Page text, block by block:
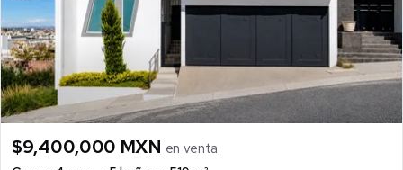
$9,400,000 MXN en venta